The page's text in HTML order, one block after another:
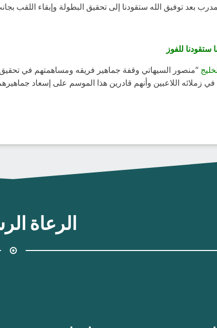
بعد توفيق الله ستقودنا إلى تحقيق البطولة وإبقاء اللقب
ستقودنا للفوز
“منصور السيهاتي وقفة جماهير فريقه ومساهمتهم في
في زملائه اللاعبين وأنهم قادرين هذا الموسم على إسعاد
الرعاة